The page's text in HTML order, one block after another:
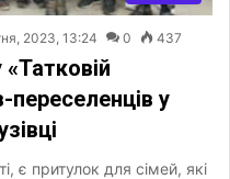
2023, 13:24 0 437
переселенців у
є притулок для сімей, які